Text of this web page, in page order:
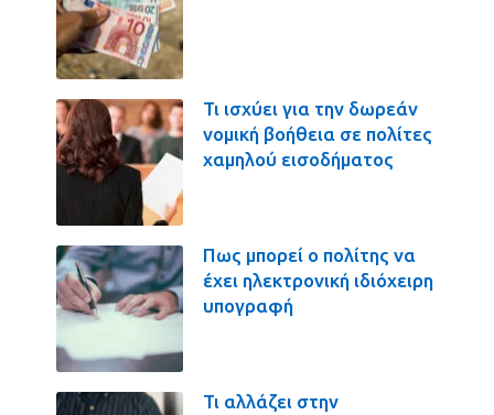
Τι ισχύει για την δωρεάν
νομική βοήθεια σε πολίτες
χαμηλού εισοδήματος
Πως μπορεί ο πολίτης να
έχει ηλεκτρονική ιδιόχειρη
υπογραφή
Τι αλλάζει στην